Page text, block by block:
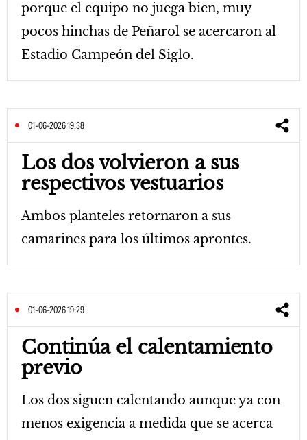
porque el equipo no juega bien, muy
pocos hinchas de Peñarol se acercaron al
Estadio Campeón del Siglo.
01-06-2026 19:38
Los dos volvieron a sus
respectivos vestuarios
Ambos planteles retornaron a sus
camarines para los últimos aprontes.
01-06-2026 19:29
Continúa el calentamiento
previo
Los dos siguen calentando aunque ya con
menos exigencia a medida que se acerca